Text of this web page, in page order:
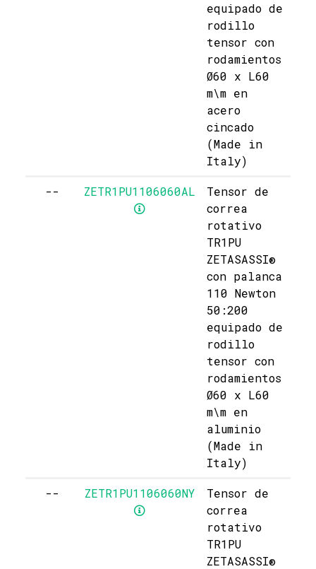
equipado de
rodillo
tensor con
rodamientos
Ø60 x L60
m\m en
acero
cincado
(Made in
Italy)
-- ZETR1PU1106060AL
Tensor de
correa
rotativo
TR1PU
ZETASASSI®
con palanca
110 Newton
50:200
equipado de
rodillo
tensor con
rodamientos
Ø60 x L60
m\m en
aluminio
(Made in
Italy)
-- ZETR1PU1106060NY
Tensor de
correa
rotativo
TR1PU
ZETASASSI®